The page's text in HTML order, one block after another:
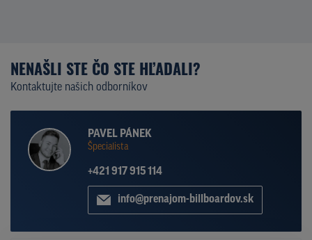
NENAŠLI STE ČO STE HĽADALI?
Kontaktujte našich odborníkov
PAVEL PÁNEK
Špecialista
+421 917 915 114
info@prenajom-billboardov.sk